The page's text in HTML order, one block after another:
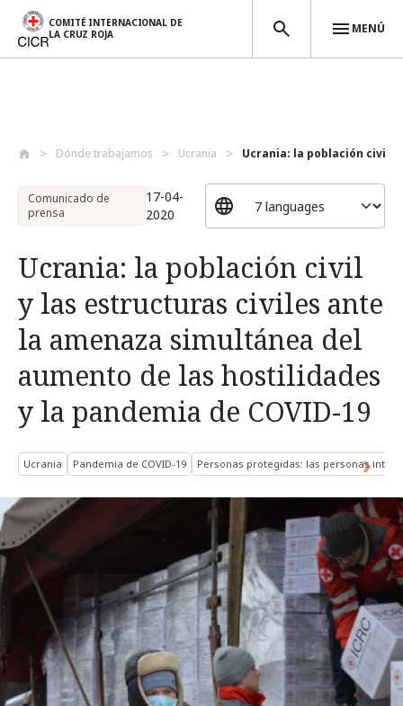
COMITÉ INTERNACIONAL DE
LA CRUZ ROJA
MENÚ
Dónde trabajamos Ucrania Ucrania: la población civil
Comunicado de
prensa
17-04-
2020
Ucrania: la población civil
y las estructuras civiles ante
la amenaza simultánea del
aumento de las hostilidades
y la pandemia de COVID-19
Ucrania Pandemia de COVID-19 Personas protegidas: las personas